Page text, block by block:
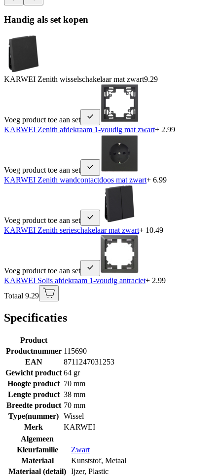
Handig als set kopen
KARWEI Zenith wisselschakelaar mat zwart9.29
Voeg product toe aan set
KARWEI Zenith afdekraam 1-voudig mat zwart+ 2.99
Voeg product toe aan set
KARWEI Zenith wandcontactdoos mat zwart+ 6.99
Voeg product toe aan set
KARWEI Zenith serieschakelaar mat zwart+ 10.49
Voeg product toe aan set
KARWEI Solis afdekraam 1-voudig antraciet+ 2.99
Totaal 9.29
Specificaties
Product
Productnummer 115690
EAN
8711247031253
Gewicht product 64 gr
Hoogte product 70 mm
Lengte product 38 mm
Breedte product 70 mm
Type(nummer) Wissel
Merk
KARWEI
Algemeen
Kleurfamilie
Zwart
Materiaal
Kunststof, Metaal
Materiaal (detail) Ijzer, Plastic